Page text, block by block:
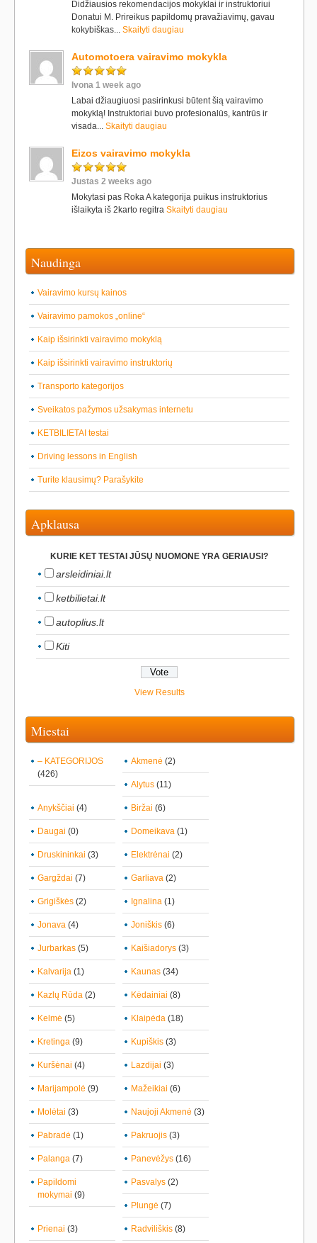
Didžiausios rekomendacijos mokyklai ir instruktoriui
Donatui M. Prireikus papildomų pravažiavimų, gavau
kokybiškas... Skaityti daugiau
Automotoera vairavimo mokykla
Ivona 1 week ago
Labai džiaugiuosi pasirinkusi būtent šią vairavimo
mokyklą! Instruktoriai buvo profesionalūs, kantrūs ir
visada... Skaityti daugiau
Eizos vairavimo mokykla
Justas 2 weeks ago
Mokytasi pas Roka A kategorija puikus instruktorius
išlaikyta iš 2karto regitra Skaityti daugiau
Naudinga
Vairavimo kursų kainos
Vairavimo pamokos „online“
Kaip išsirinkti vairavimo mokyklą
Kaip išsirinkti vairavimo instruktorių
Transporto kategorijos
Sveikatos pažymos užsakymas internetu
KETBILIETAI testai
Driving lessons in English
Turite klausimų? Parašykite
Apklausa
KURIE KET TESTAI JŪSŲ NUOMONE YRA GERIAUSI?
arsleidiniai.lt
ketbilietai.lt
autoplius.lt
Kiti
View Results
Miestai
– KATEGORIJOS
(426)
Akmenė (2)
Alytus (11)
Anykščiai (4) Biržai (6)
Daugai (0) Domeikava (1)
Druskininkai (3) Elektrėnai (2)
Gargždai (7) Garliava (2)
Grigiškės (2) Ignalina (1)
Jonava (4) Joniškis (6)
Jurbarkas (5) Kaišiadorys (3)
Kalvarija (1) Kaunas (34)
Kazlų Rūda (2) Kėdainiai (8)
Kelmė (5) Klaipėda (18)
Kretinga (9) Kupiškis (3)
Kuršėnai (4) Lazdijai (3)
Marijampolė (9) Mažeikiai (6)
Molėtai (3) Naujoji Akmenė (3)
Pabradė (1) Pakruojis (3)
Palanga (7) Panevėžys (16)
Papildomi
mokymai (9)
Pasvalys (2)
Plungė (7)
Prienai (3) Radviliškis (8)